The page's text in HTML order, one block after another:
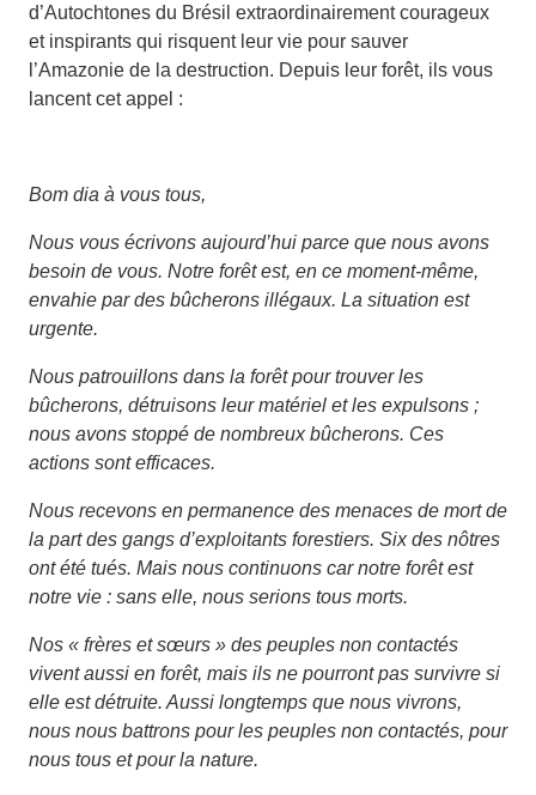
d’Autochtones du Brésil extraordinairement courageux
et inspirants qui risquent leur vie pour sauver
l’Amazonie de la destruction. Depuis leur forêt, ils vous
lancent cet appel :
Bom dia à vous tous,
Nous vous écrivons aujourd’hui parce que nous avons
besoin de vous. Notre forêt est, en ce moment-même,
envahie par des bûcherons illégaux. La situation est
urgente.
Nous patrouillons dans la forêt pour trouver les
bûcherons, détruisons leur matériel et les expulsons ;
nous avons stoppé de nombreux bûcherons. Ces
actions sont efficaces.
Nous recevons en permanence des menaces de mort de
la part des gangs d’exploitants forestiers. Six des nôtres
ont été tués. Mais nous continuons car notre forêt est
notre vie : sans elle, nous serions tous morts.
Nos « frères et sœurs » des peuples non contactés
vivent aussi en forêt, mais ils ne pourront pas survivre si
elle est détruite. Aussi longtemps que nous vivrons,
nous nous battrons pour les peuples non contactés, pour
nous tous et pour la nature.